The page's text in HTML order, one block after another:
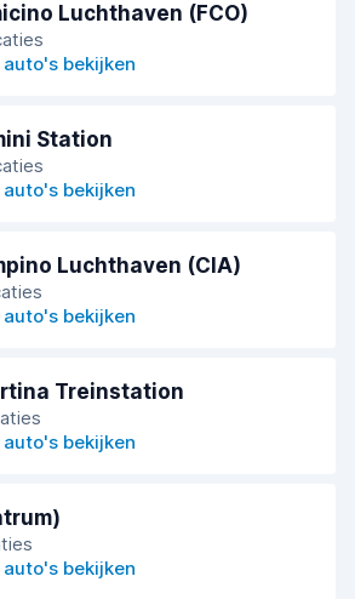
Luchthaven (FCO)
bekijken
Station
bekijken
Luchthaven (CIA)
bekijken
Treinstation
bekijken
bekijken